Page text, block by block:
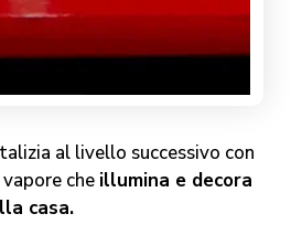
al livello successivo con
che illumina e decora
casa.